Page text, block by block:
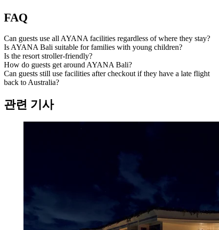
FAQ
Can guests use all AYANA facilities regardless of where they stay?
Is AYANA Bali suitable for families with young children?
Is the resort stroller-friendly?
How do guests get around AYANA Bali?
Can guests still use facilities after checkout if they have a late flight
back to Australia?
관련 기사